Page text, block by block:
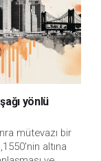
yönlü
mütevazı bir
altına